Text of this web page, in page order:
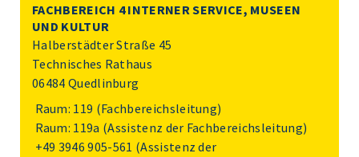
FACHBEREICH 4 INTERNER SERVICE, MUSEEN
UND KULTUR
Halberstädter Straße 45
Technisches Rathaus
06484 Quedlinburg
Raum: 119 (Fachbereichsleitung)
Raum: 119a (Assistenz der Fachbereichsleitung)
+49 3946 905-561 (Assistenz der